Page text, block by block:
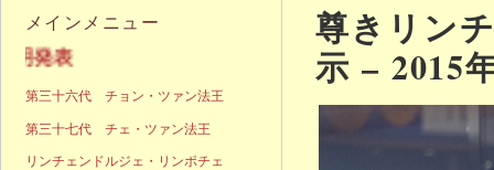
尊きリン
示 – 2015
メインメニュー
第三十六代 チョン・ツァン法王
第三十七代 チェ・ツァン法王
リンチェンドルジェ・リンポチェ